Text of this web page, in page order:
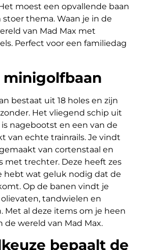
moest een opvallende baan
thema. Waan je in de
van Mad Max met
Perfect voor een familiedag
minigolfbaan
bestaat uit 18 holes en zijn
Het vliegend schip uit
nagebootst en een van de
van echte trainrails. Je vindt
van cortenstaal en
met trechter. Deze heeft zes
hebt wat geluk nodig dat de
Op de banen vindt je
tandwielen en
Met al deze items om je heen
de wereld van Mad Max.
bepaalt de